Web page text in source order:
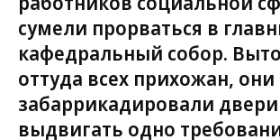
сумели прорваться в
кафедральный собор.
оттуда всех прихожан, они
забаррикадировали
выдвигать одно